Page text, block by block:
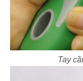
Tay